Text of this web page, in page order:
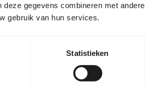
gegevens combineren met
gebruik van hun services.
Statistieken
UIT